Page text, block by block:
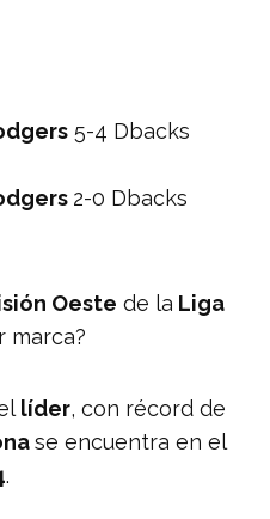
5-4 Dbacks
2-0 Dbacks
Oeste de la Liga
marca?
líder, con récord de
se encuentra en el
.